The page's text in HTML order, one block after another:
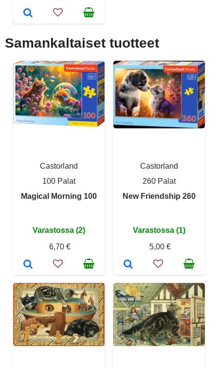
Samankaltaiset tuotteet
Castorland
100 Palat
Magical Morning 100
Varastossa (2)
6,70 €
Castorland
260 Palat
New Friendship 260
Varastossa (1)
5,00 €